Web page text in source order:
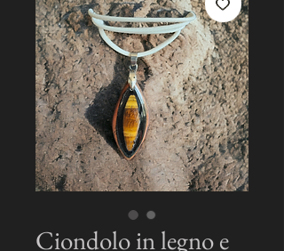
Ciondolo in legno e